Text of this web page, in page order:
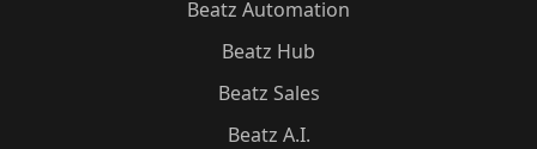
Beatz Automation
Beatz Hub
Beatz Sales
Beatz A.I.